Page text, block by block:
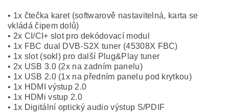
• 1x čtečka karet (softwarově nastavitelná, karta se
vkládá čipem dolů)
• 2x CI/CI+ slot pro dekódovací modul
• 1x FBC dual DVB-S2X tuner (45308X FBC)
• 1x slot (sokl) pro další Plug&Play tuner
• 2x USB 3.0 (2x na zadním panelu)
• 1x USB 2.0 (1x na předním panelu pod krytkou)
• 1x HDMI výstup 2.0
• 1x HDMi vstup 2.0
• 1x Digitální optický audio výstup S/PDIF